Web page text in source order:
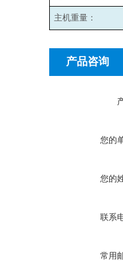
主机重量：
产品咨询
您的
您的
联系
常用